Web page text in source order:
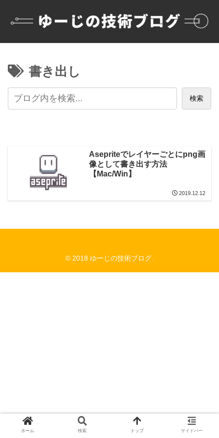
書き出し
検索
Asepriteでレイヤーごとにpng画
像として書き出す方法
【Mac/Win】
2019.12.12
© 2018 ゆーじの技術ブログ.
ホーム 検索 トップ サイドバー